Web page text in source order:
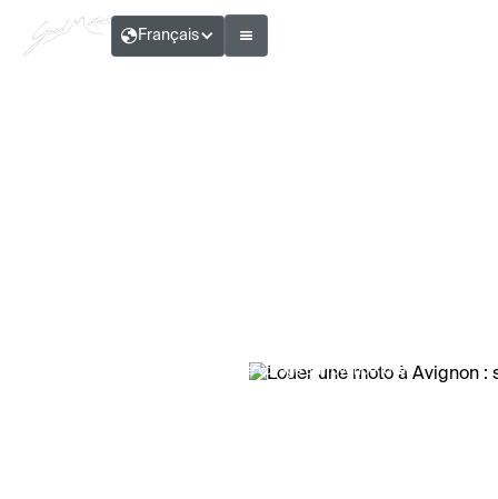
Français
Camille Duret – Rédactrice voyage & Provence lover